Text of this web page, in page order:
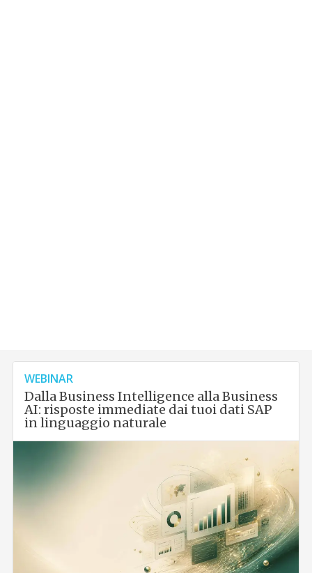
WEBINAR
Dalla Business Intelligence alla Business
AI: risposte immediate dai tuoi dati SAP
in linguaggio naturale